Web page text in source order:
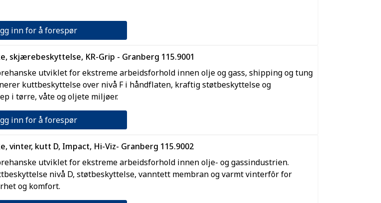
inn for å forespør
skjærebeskyttelse, KR-Grip - Granberg 115.9001
utviklet for ekstreme arbeidsforhold innen olje og gass, shipping og tung
kuttbeskyttelse over nivå F i håndflaten, kraftig støtbeskyttelse og
i tørre, våte og oljete miljøer.
inn for å forespør
vinter, kutt D, Impact, Hi-Viz- Granberg 115.9002
utviklet for ekstreme arbeidsforhold innen olje- og gassindustrien.
nivå D, støtbeskyttelse, vanntett membran og varmt vinterfôr for
og komfort.